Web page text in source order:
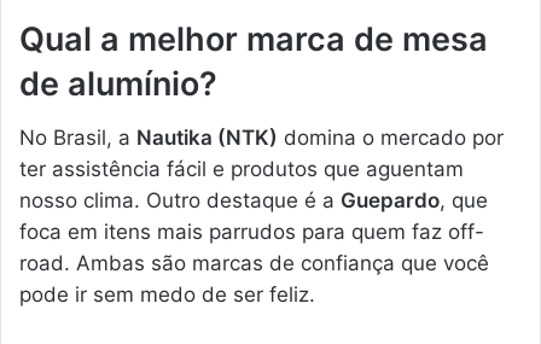
Qual a melhor marca de mesa
de alumínio?
No Brasil, a Nautika (NTK) domina o mercado por
ter assistência fácil e produtos que aguentam
nosso clima. Outro destaque é a Guepardo, que
foca em itens mais parrudos para quem faz off-
road. Ambas são marcas de confiança que você
pode ir sem medo de ser feliz.